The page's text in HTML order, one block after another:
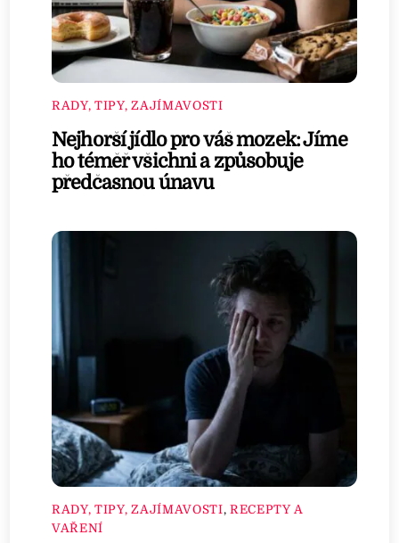
RADY, TIPY, ZAJÍMAVOSTI
Nejhorší jídlo pro váš mozek: Jíme
ho téměř všichni a způsobuje
předčasnou únavu
RADY, TIPY, ZAJÍMAVOSTI, RECEPTY A
VAŘENÍ